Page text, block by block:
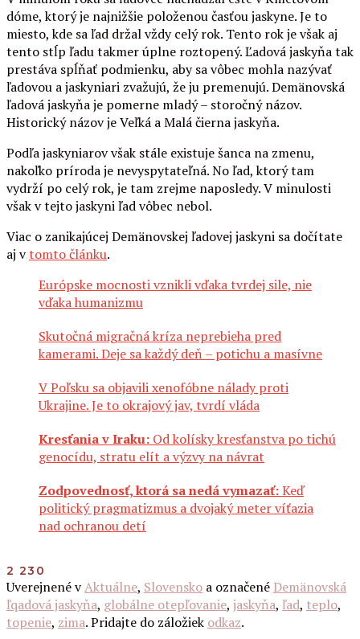
dóme, ktorý je najnižšie položenou časťou jaskyne. Je to
miesto, kde sa ľad držal vždy celý rok. Tento rok je však aj
tento stĺp ľadu takmer úplne roztopený. Ľadová jaskyňa tak
prestáva spĺňať podmienku, aby sa vôbec mohla nazývať
ľadovou a jaskyniari zvažujú, že ju premenujú. Demänovská
ľadová jaskyňa je pomerne mladý – storočný názov.
Historický názov je Veľká a Malá čierna jaskyňa.
Podľa jaskyniarov však stále existuje šanca na zmenu,
nakoľko príroda je nevyspytateľná. No ľad, ktorý tam
vydrží po celý rok, je tam zrejme naposledy. V minulosti
však v tejto jaskyni ľad vôbec nebol.
Viac o zanikajúcej Demänovskej ľadovej jaskyni sa dočítate
aj vtomto článku.
Európske mocnosti vznikli vďaka tvrdej sile, nie
vďaka humanizmu
Skutočná migračná kríza neprebieha pred
kamerami. Deje sa každý deň – potichu a masívne
V Poľsku sa objavili xenofóbne nálady proti
Ukrajine. Je to okrajový jav, tvrdí vláda
Kresťania v Iraku: Od kolísky kresťanstva po tichú
genocídu, stratu elít a výzvy na návrat
Zodpovednosť, ktorá sa nedá vymazať:Keď
politický pragmatizmus a dvojaký meter víťazia
nad ochranou detí
2 230
Uverejnené vAktuálne, Slovensko a označené Demänovská
ľqadová jaskyňa, globálne otepľovanie, jaskyňa, ľad, teplo,
topenie, zima. Pridajte do záložiek odkaz.